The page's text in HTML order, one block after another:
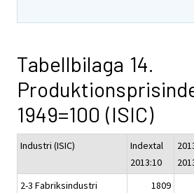
Tabellbilaga 14.
1949=100 (ISIC)
Industri (ISIC)
Indextal
2013:10
2-3 Fabriksindustri
1809